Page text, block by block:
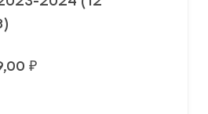
₽Диапазон